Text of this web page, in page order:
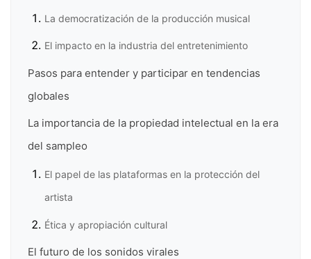
La democratización de la producción musical
El impacto en la industria del entretenimiento
Pasos para entender y participar en tendencias
globales
La importancia de la propiedad intelectual en la era
del sampleo
El papel de las plataformas en la protección del
artista
Ética y apropiación cultural
El futuro de los sonidos virales